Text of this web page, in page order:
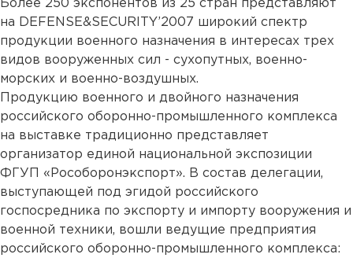
Более 250 экспонентов из 25 стран представляют
на DEFENSE&SECURITY’2007 широкий спектр
продукции военного назначения в интересах трех
видов вооруженных сил - сухопутных, военно-
морских и военно-воздушных.
Продукцию военного и двойного назначения
российского оборонно-промышленного комплекса
на выставке традиционно представляет
организатор единой национальной экспозиции
ФГУП «Рособоронэкспорт». В состав делегации,
выступающей под эгидой российского
госпосредника по экспорту и импорту вооружения и
военной техники, вошли ведущие предприятия
российского оборонно-промышленного комплекса: